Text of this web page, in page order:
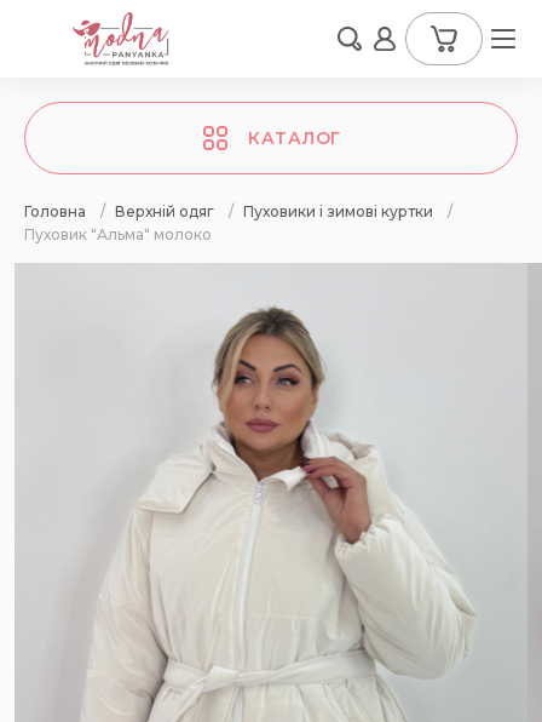
КАТАЛОГ
Головна / Верхній одяг / Пуховики і зимові куртки
/
Пуховик "Альма" молоко